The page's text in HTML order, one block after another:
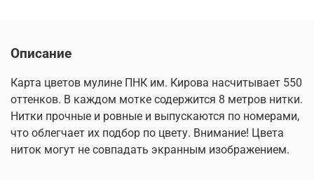
Описание
Карта цветов мулине ПНК им. Кирова насчитывает 550
оттенков. В каждом мотке содержится 8 метров нитки.
Нитки прочные и ровные и выпускаются по номерами,
что облегчает их подбор по цвету. Внимание! Цвета
ниток могут не совпадать экранным изображением.